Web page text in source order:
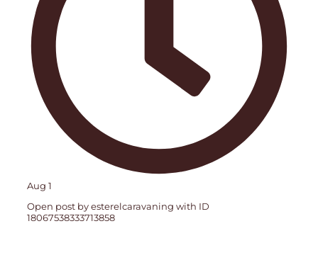
Aug 1
Open post by esterelcaravaning with ID
18067538333713858